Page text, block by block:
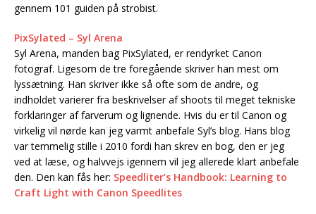
gennem 101 guiden på strobist.
PixSylated – Syl Arena
Syl Arena, manden bag PixSylated, er rendyrket Canon
fotograf. Ligesom de tre foregående skriver han mest om
lyssætning. Han skriver ikke så ofte som de andre, og
indholdet varierer fra beskrivelser af shoots til meget tekniske
forklaringer af farverum og lignende. Hvis du er til Canon og
virkelig vil nørde kan jeg varmt anbefale Syl’s blog. Hans blog
var temmelig stille i 2010 fordi han skrev en bog, den er jeg
ved at læse, og halvvejs igennem vil jeg allerede klart anbefale
den. Den kan fås her: Speedliter’s Handbook: Learning to
Craft Light with Canon Speedlites